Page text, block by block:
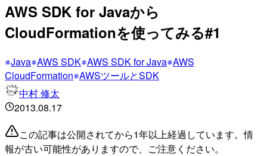
AWS SDK for Javaから
CloudFormationを使ってみる#1
Java AWS SDK AWS SDK for Java AWS
CloudFormation AWSツールとSDK
中村 修太
2013.08.17
この記事は公開されてから1年以上経過しています。情
報が古い可能性がありますので、ご注意ください。